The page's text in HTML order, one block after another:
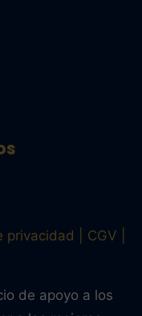
privacidad
CGV
de apoyo a los